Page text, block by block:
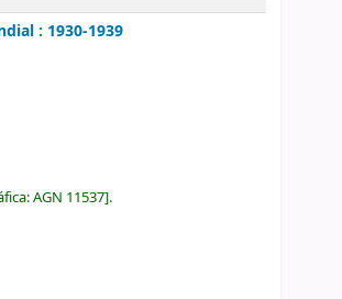
: 1930-1939
AGN 11537 .